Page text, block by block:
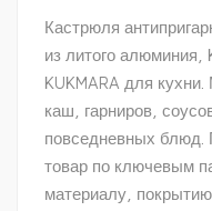
Кастрюля
из литого алюминия,
KUKMARA для
каш, гарниров,
повседневных блюд.
товар по ключевым
материалу,